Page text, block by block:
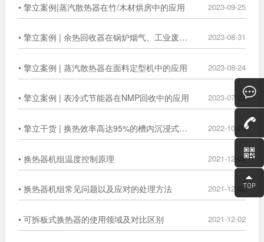
• 擎立案例|蒸汽散热器在竹/木材烘房中的应用 2023-09-25
• 擎立案例 | 余热回收器在锅炉烟气、工业废气中的广泛应用 2023-08-31
• 擎立案例 | 蒸汽散热器在面料定型机中的应用 2023-08-24
• 擎立案例 | 表冷式节能器在NMP回收中的应用 2023-07-27
• 擎立干货 | 换热效率高达95%的槽内沉浸式换热器 2022-10-20
• 换热器机组温度控制原理 2021-12-02
• 换热器机组常见问题以及应对的处理方法 2021-12-02
• 可拆板式换热器的使用领域及对比区别 2021-12-02